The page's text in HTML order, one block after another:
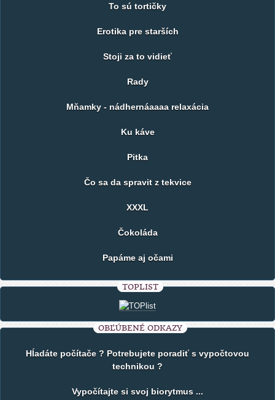
To sú tortičky
Erotika pre starších
Stoji za to vidieť
Rady
Mňamky - nádhernáaaaa relaxácia
Ku káve
Pitka
Čo sa da spravit z tekvice
XXXL
Čokoláda
Papáme aj očami
TOPLIST
OBĽÚBENÉ ODKAZY
Hĺadáte počítače ? Potrebujete poradiť s vypočtovou
technikou ?
Vypočítajte si svoj biorytmus ...